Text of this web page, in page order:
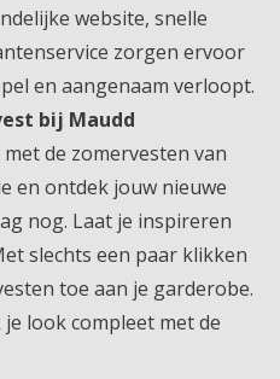
website, snelle
zorgen ervoor
en aangenaam verloopt.
bij Maudd
de zomervesten van
en ontdek jouw nieuwe
nog. Laat je inspireren
slechts een paar klikken
toe aan je garderobe.
look compleet met de